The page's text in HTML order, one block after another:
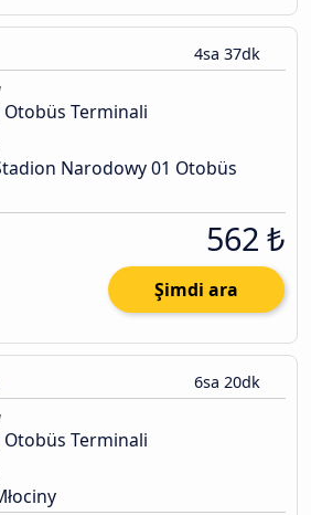
4sa 37dk
Otobüs Terminali
Narodowy 01 Otobüs
562 ₺
Şimdi ara
6sa 20dk
Otobüs Terminali